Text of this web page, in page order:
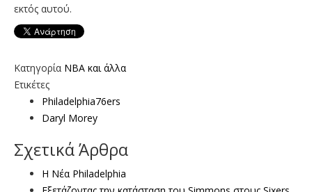
εκτός αυτού.
Κατηγορία NBA και άλλα
Ετικέτες
Philadelphia76ers
Daryl Morey
Σχετικά Άρθρα
Η Νέα Philadelphia